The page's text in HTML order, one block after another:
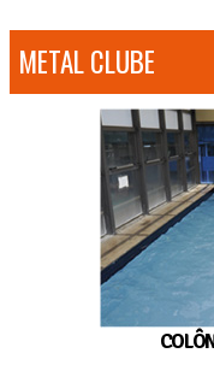
METAL CLUBE